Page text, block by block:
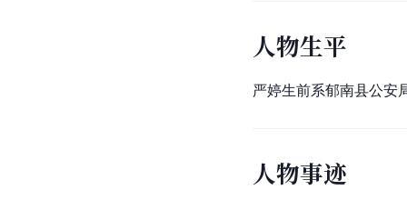
人物生平
严婷生前系郁南县公安
人物事迹